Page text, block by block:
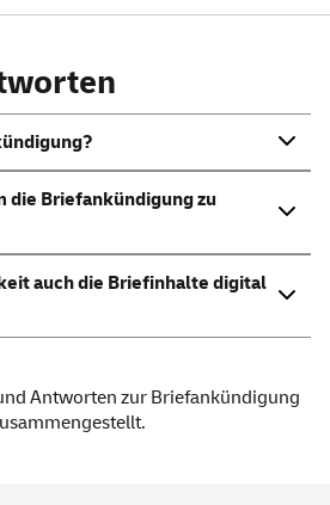
die Briefankündigung zu
auch die Briefinhalte digital
Antworten zur Briefankündigung